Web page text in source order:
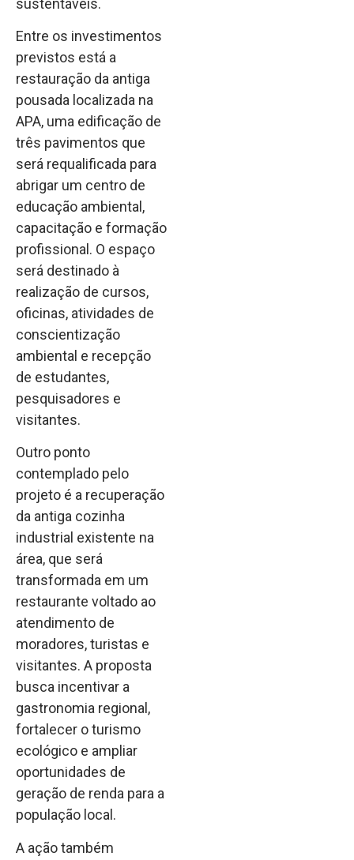
Entre os investimentos
previstos está a
restauração da antiga
pousada localizada na
APA, uma edificação de
três pavimentos que
será requalificada para
abrigar um centro de
educação ambiental,
capacitação e formação
profissional. O espaço
será destinado à
realização de cursos,
oficinas, atividades de
conscientização
ambiental e recepção
de estudantes,
pesquisadores e
visitantes.
Outro ponto
contemplado pelo
projeto é a recuperação
da antiga cozinha
industrial existente na
área, que será
transformada em um
restaurante voltado ao
atendimento de
moradores, turistas e
visitantes. A proposta
busca incentivar a
gastronomia regional,
fortalecer o turismo
ecológico e ampliar
oportunidades de
geração de renda para a
população local.
A ação também